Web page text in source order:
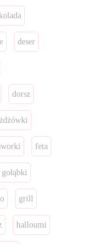
deser
dorsz
feta
gołąbki
grill
halloumi